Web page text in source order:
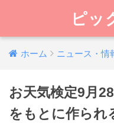
ピッ
ホーム ニュース・情
お天気検定9月
をもとに作られ